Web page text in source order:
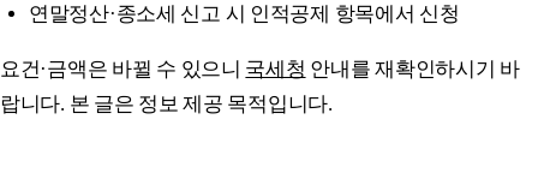
연말정산·종소세 신고 시 인적공제 항목에서 신청
요건·금액은 바뀔 수 있으니 국세청 안내를 재확인하시기 바
랍니다. 본 글은 정보 제공 목적입니다.